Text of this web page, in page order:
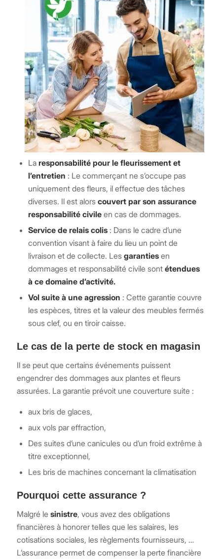
La responsabilité pour le fleurissement et
l’entretien : Le commerçant ne s’occupe pas
uniquement des fleurs, il effectue des tâches
diverses. Il est alors couvert par son assurance
responsabilité civileen cas de dommages.
Service de relais colis: Dans le cadre d’une
convention visant à faire du lieu un point de
livraison et de collecte. Les garantiesen
dommages et responsabilité civile sont étendues
à ce domaine d’activité.
Vol suite à une agression : Cette garantie couvre
les espèces, titres et la valeur des meubles fermés
sous clef, ou en tiroir caisse.
Le cas de la perte de stock en magasin
Il se peut que certains événements puissent
engendrer des dommages aux plantes et fleurs
assurées. La garantie prévoit une couverture suite :
aux bris de glaces,
aux vols par effraction,
Des suites d’une canicules ou d’un froid extrême à
titre exceptionnel,
Les bris de machines concernant la climatisation
Pourquoi cette assurance ?
Malgré le sinistre, vous avez des obligations
financières à honorer telles que les salaires, les
cotisations sociales, les règlements fournisseurs, …
L’assurance permet de compenser la perte financière